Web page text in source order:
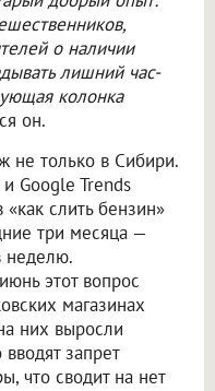
о наличии
лишний час-
колонка
он.
не только в Сибири.
Google Trends
слить бензин»
три месяца —
неделю.
этот вопрос
магазинах
них выросли
запрет
что сводит на нет